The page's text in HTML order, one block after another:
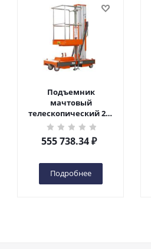
Подъемник
мачтовый
телескопический 200
кг 6 м TOR GTWY6-200S
DC 2-мачтовый
(автономный) (G) в
555 738.34₽
Подробнее